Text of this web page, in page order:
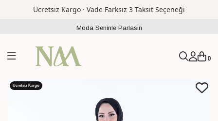
Ücretsiz Kargo · Vade Farksız 3 Taksit Seçeneği
Moda Seninle Parlasın
0
Ücretsiz Kargo